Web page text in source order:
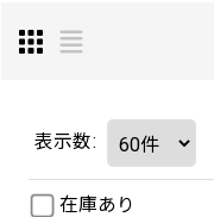
表示数:
在庫あり